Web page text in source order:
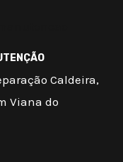
Caldeira,
Viana do